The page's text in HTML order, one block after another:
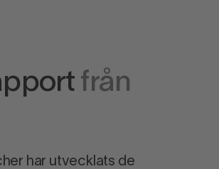
från
har utvecklats de